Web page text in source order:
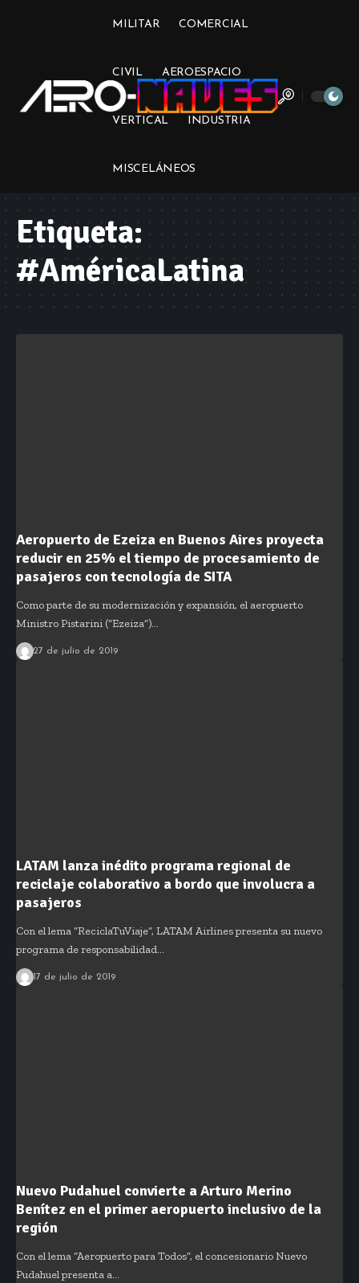
MILITAR COMERCIAL
CIVIL AEROESPACIO
VERTICAL INDUSTRIA
MISCELÁNEOS
Etiqueta:
#AméricaLatina
Aeropuerto de Ezeiza en Buenos Aires proyecta
reducir en 25% el tiempo de procesamiento de
pasajeros con tecnología de SITA
Como parte de su modernización y expansión, el aeropuerto
Ministro Pistarini (“Ezeiza”)…
27 de julio de 2019
LATAM lanza inédito programa regional de
reciclaje colaborativo a bordo que involucra a
pasajeros
Con el lema “ReciclaTuViaje”, LATAM Airlines presenta su nuevo
programa de responsabilidad…
17 de julio de 2019
Nuevo Pudahuel convierte a Arturo Merino
Benítez en el primer aeropuerto inclusivo de la
región
Con el lema “Aeropuerto para Todos”, el concesionario Nuevo
Pudahuel presenta a…